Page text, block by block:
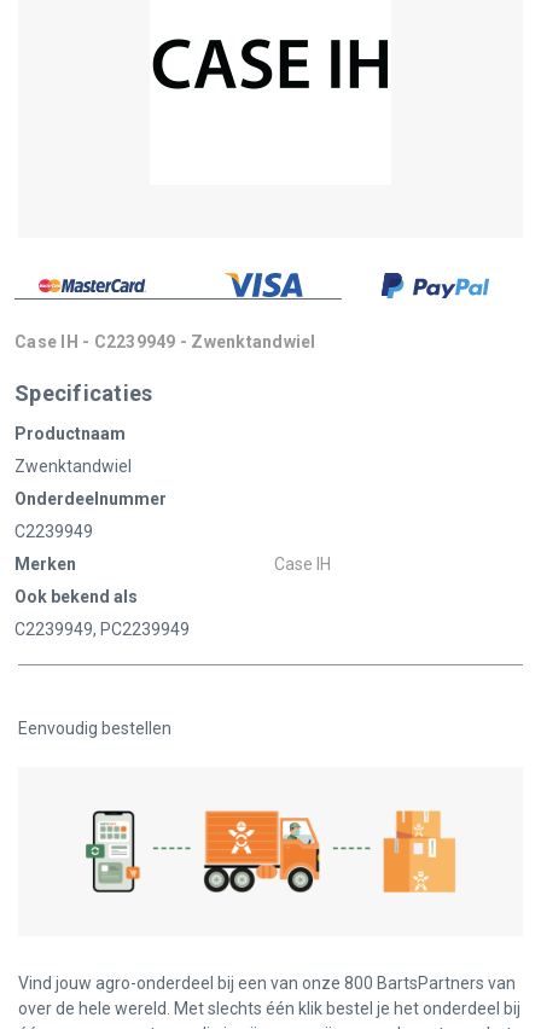
Case IH - C2239949 - Zwenktandwiel
Specificaties
Productnaam
Zwenktandwiel
Onderdeelnummer
C2239949
Merken
Case IH
Ook bekend als
C2239949, PC2239949
Eenvoudig bestellen
Vind jouw agro-onderdeel bij een van onze 800 BartsPartners van
over de hele wereld. Met slechts één klik bestel je het onderdeel bij